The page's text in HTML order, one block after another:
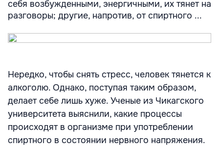
себя возбужденными, энергичными, их тянет на
разговоры; другие, напротив, от спиртного ...
Нередко, чтобы снять стресс, человек тянется к
алкоголю. Однако, поступая таким образом,
делает себе лишь хуже. Ученые из Чикагского
университета выяснили, какие процессы
происходят в организме при употреблении
спиртного в состоянии нервного напряжения.